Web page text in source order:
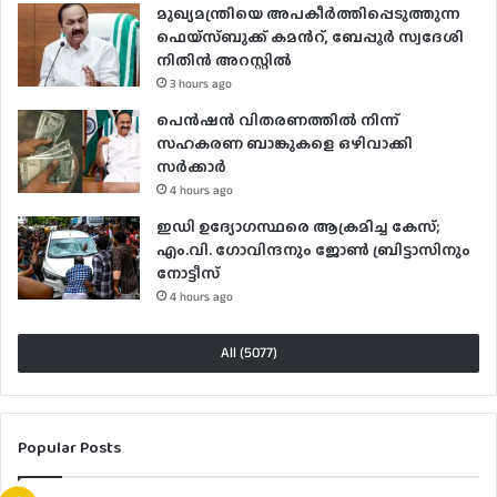
മുഖ്യമന്ത്രിയെ അപകീർത്തിപ്പെടുത്തുന്ന
ഫെയ്സ്ബുക്ക് കമന്‍റ്, ബേപ്പൂർ സ്വദേശി
നിതിൻ അറസ്റ്റിൽ
3 hours ago
പെൻഷൻ വിതരണത്തിൽ നിന്ന്
സഹകരണ ബാങ്കുകളെ ഒഴിവാക്കി
സർക്കാർ
4 hours ago
ഇഡി ഉദ്യോഗസ്ഥരെ ആക്രമിച്ച കേസ്;
എം.വി. ഗോവിന്ദനും ജോൺ ബ്രിട്ടാസിനും
നോട്ടീസ്
4 hours ago
All (5077)
Popular Posts